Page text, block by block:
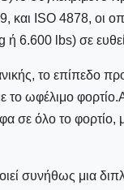
ISO 4878, οι
6.600 lbs) σε
το επίπεδο
ωφέλιμο
σε όλο το
συνήθως μια